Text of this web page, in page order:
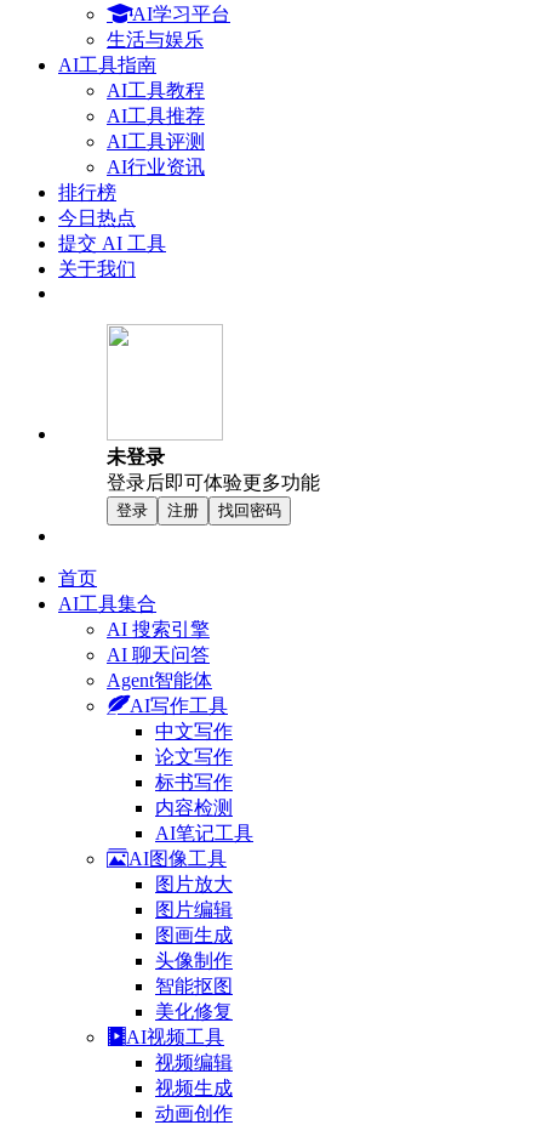
AI学习平台
生活与娱乐
AI工具指南
AI工具教程
AI工具推荐
AI工具评测
AI行业资讯
排行榜
今日热点
提交 AI 工具
关于我们
未登录
登录后即可体验更多功能
登录 注册 找回密码
首页
AI工具集合
AI 搜索引擎
AI 聊天问答
Agent智能体
AI写作工具
中文写作
论文写作
标书写作
内容检测
AI笔记工具
AI图像工具
图片放大
图片编辑
图画生成
头像制作
智能抠图
美化修复
AI视频工具
视频编辑
视频生成
动画创作